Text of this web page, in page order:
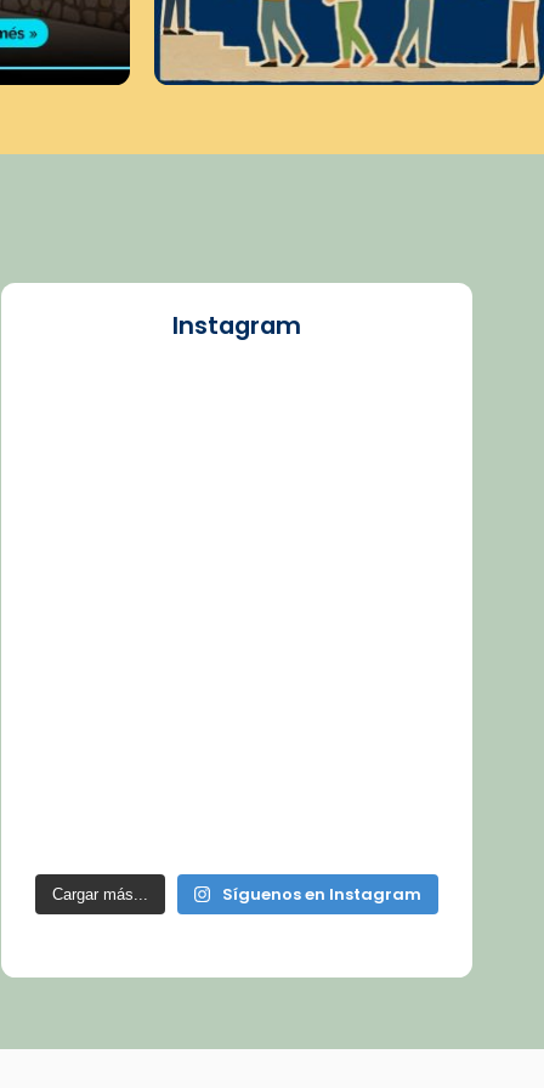
Instagram
Cargar más... Síguenos en Instagram